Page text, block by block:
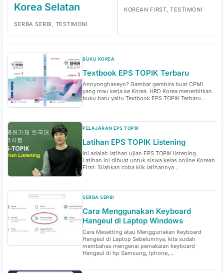
Korea Selatan
SERBA SERBI, TESTIMONI
KOREAN FIRST, TESTIMONI
BUKU KOREA
Textbook EPS TOPIK Terbaru
Annyonghaseyo? Gambar gembira buat CPMI
yang mau kerja ke Korea. HRD Korea menerbitkan
buku baru yaitu Textbook EPS TOPIK Terbaru...
PELAJARAN EPS TOPIK
Latihan EPS TOPIK Listening
Ini adalah latihan ujian EPS TOPIK listening.
Latihan ini dibuat untuk siswa kelas online Korean
First. Silahkan coba klik latihannya...
SERBA SERBI
Cara Menggunakan Keyboard
Hangeul di Laptop Windows
Cara Mesetting atau Menggunakan Keyboard
Hangeul di Laptop Sebelumnya, kita sudah
membahas mengenai pemakaian keyboard
Hangeul di hp Samsung, Iphone,...